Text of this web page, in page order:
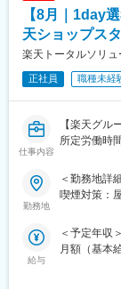
へステップ
への異動の
入社後1年で
■組織構成：
1店舗あた
重視し相談
変更の範囲
【開催日時】
8/6 (木)
8/13 (木)
8/18 (火)
8/20 (木)
※ご応募時
・新規契約
・料金プラ
・スマホの
・問い合わ
【8月｜1day
天ショップス
楽天トータルソリ
正社員 職種未経
仕事内容
【楽天グル
所定労働時
楽天モバ
料金プラン
活をより豊
勤務地
＜勤務地詳
喫煙対策：
給与
＜予定年収
月額（基本